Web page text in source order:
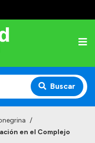
Buscar
/
en el Complejo